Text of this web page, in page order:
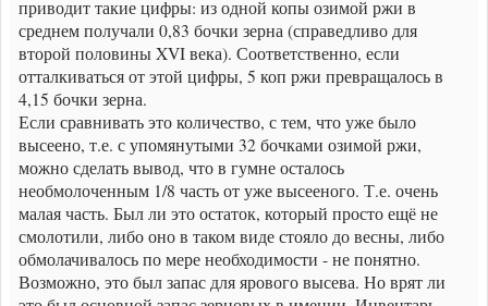
приводит такие цифры: из одной копы озимой ржи в
среднем получали 0,83 бочки зерна (справедливо для
второй половины XVI века). Соответственно, если
отталкиваться от этой цифры, 5 коп ржи превращалось в
4,15 бочки зерна.
Если сравнивать это количество, с тем, что уже было
высеено, т.е. с упомянутыми 32 бочками озимой ржи,
можно сделать вывод, что в гумне осталось
необмолоченным 1/8 часть от уже высееного. Т.е. очень
малая часть. Был ли это остаток, который просто ещё не
смолотили, либо оно в таком виде стояло до весны, либо
обмолачивалось по мере необходимости - не понятно.
Возможно, это был запас для ярового высева. Но врят ли